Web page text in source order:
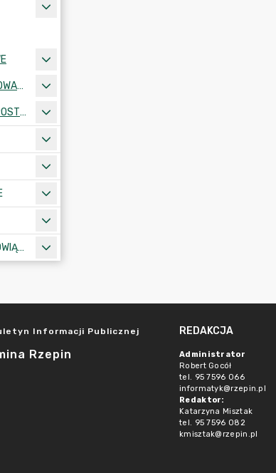
OBWIESZCZENIA I POSTĘPOWANIA ADMINISTRACYJNE
OCHRONA ŚRODOWISKA - POSTĘPOWANIA I INFORMACJE
INFORMACJE PUBLICZNE I OBOWIĄZKOWE
Informacji Publicznej
Rzepin
REDAKCJA
Administrator
Robert Gocół
tel. 95 7596 066
informatyk@rzepin.pl
Redaktor:
Katarzyna Misztak
tel. 95 7596 082
kmisztak@rzepin.pl